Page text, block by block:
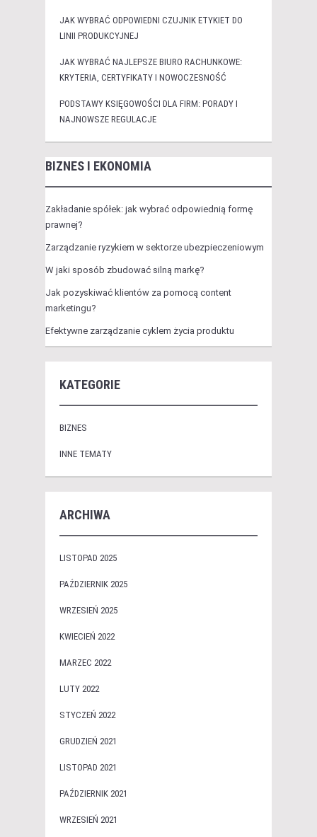
JAK WYBRAĆ ODPOWIEDNI CZUJNIK ETYKIET DO
LINII PRODUKCYJNEJ
JAK WYBRAĆ NAJLEPSZE BIURO RACHUNKOWE:
KRYTERIA, CERTYFIKATY I NOWOCZESNOŚĆ
PODSTAWY KSIĘGOWOŚCI DLA FIRM: PORADY I
NAJNOWSZE REGULACJE
BIZNES I EKONOMIA
Zakładanie spółek: jak wybrać odpowiednią formę
prawnej?
Zarządzanie ryzykiem w sektorze ubezpieczeniowym
W jaki sposób zbudować silną markę?
Jak pozyskiwać klientów za pomocą content
marketingu?
Efektywne zarządzanie cyklem życia produktu
KATEGORIE
BIZNES
INNE TEMATY
ARCHIWA
LISTOPAD 2025
PAŹDZIERNIK 2025
WRZESIEŃ 2025
KWIECIEŃ 2022
MARZEC 2022
LUTY 2022
STYCZEŃ 2022
GRUDZIEŃ 2021
LISTOPAD 2021
PAŹDZIERNIK 2021
WRZESIEŃ 2021